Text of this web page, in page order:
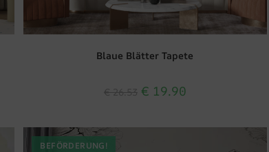
Blaue Blätter Tapete
€ 19.90
BEFÖRDERUNG!